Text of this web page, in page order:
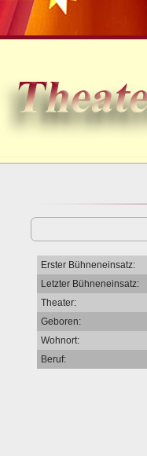
Erster Bühneneinsatz:
Letzter Bühneneinsatz:
Theater:
Geboren:
Wohnort:
Beruf: